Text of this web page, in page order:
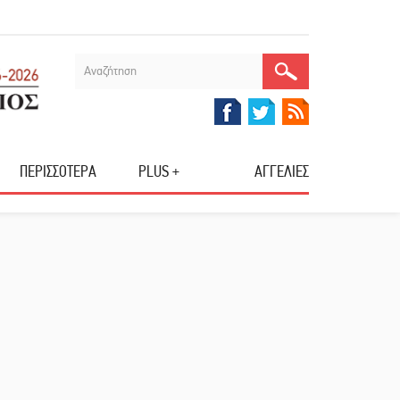
ΠΕΡΙΣΣΟΤΕΡΑ PLUS + ΑΓΓΕΛΙΕΣ